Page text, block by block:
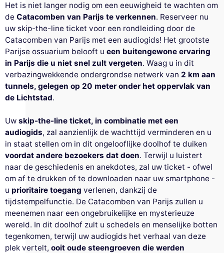
Het is niet langer nodig om een eeuwigheid te wachten om
de Catacomben van Parijs te verkennen. Reserveer nu
uw skip-the-line ticket voor een rondleiding door de
Catacomben van Parijs met een audiogids! Het grootste
Parijse ossuarium belooft u een buitengewone ervaring
in Parijs die u niet snel zult vergeten. Waag u in dit
verbazingwekkende ondergrondse netwerk van 2 km aan
tunnels, gelegen op 20 meter onder het oppervlak van
de Lichtstad.
Uw skip-the-line ticket, in combinatie met een
audiogids, zal aanzienlijk de wachttijd verminderen en u
in staat stellen om in dit ongelooflijke doolhof te duiken
voordat andere bezoekers dat doen. Terwijl u luistert
naar de geschiedenis en anekdotes, zal uw ticket - ofwel
om af te drukken of te downloaden naar uw smartphone -
u prioritaire toegang verlenen, dankzij de
tijdstempelfunctie. De Catacomben van Parijs zullen u
meenemen naar een ongebruikelijke en mysterieuze
wereld. In dit doolhof zult u schedels en menselijke botten
tegenkomen, terwijl uw audiogids het verhaal van deze
plek vertelt, ooit oude steengroeven die werden